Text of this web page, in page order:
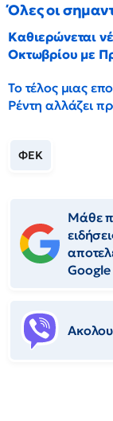
Όλες οι
Καθιερώνεται
Οκτωβρίου με
Το τέλος μιας
Ρέντη αλλάζει
ΦΕΚ
Μάθε
Google